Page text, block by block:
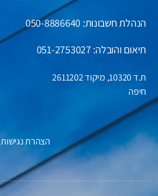
הנהלת חשבונות: 050-8886640
תיאום והובלה: 051-2753027
ת.ד 10320, מיקוד 2611202
חיפה
הצהרת נגישות